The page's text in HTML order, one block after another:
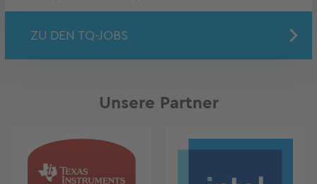
ZU DEN TQ-JOBS
Unsere Partner